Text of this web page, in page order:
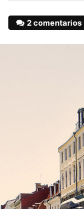
2 comentarios